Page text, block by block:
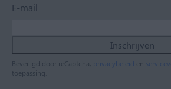
E-mail
Inschrijven
Beveiligd door reCaptcha, privacybeleid en
toepassing.